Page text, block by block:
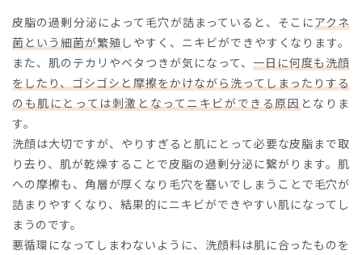
皮脂の過剰分泌によって毛穴が詰まっていると、そこにアクネ
菌という細菌が繁殖 しやすく、ニキビができやすくなります。
また、肌のテカリやベタつきが気になって、 一日に何度も洗顔
をしたり、ゴシゴシと摩擦をかけながら洗ってしまったりする
のも肌にとっては刺激となってニキビができる原因 となりま
す。
洗顔は大切ですが、やりすぎると肌にとって必要な皮脂まで取
り去り、肌が乾燥することで皮脂の過剰分泌に繋がります。肌
への摩擦も、角層が厚くなり毛穴を塞いでしまうことで毛穴が
詰まりやすくなり、結果的にニキビができやすい肌になってし
まうのです。
悪循環になってしまわないように、洗顔料は肌に合ったものを